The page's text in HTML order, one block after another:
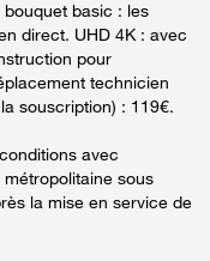
bouquet basic : les
direct. UHD 4K : avec
pour
technicien
souscription) : 119€.
avec
sous
la mise en service de